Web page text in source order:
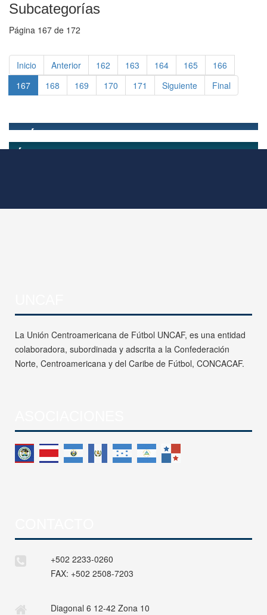
Subcategorías
Página 167 de 172
Inicio Anterior 162 163 164 165
166
167
168 169 170 171 Siguiente Final
La Unión Centroamericana de Fútbol UNCAF, es una entidad
colaboradora, subordinada y adscrita a la Confederación
Norte, Centroamericana y del Caribe de Fútbol, CONCACAF.
+502 2233-0260
FAX: +502 2508-7203
Diagonal 6 12-42 Zona 10